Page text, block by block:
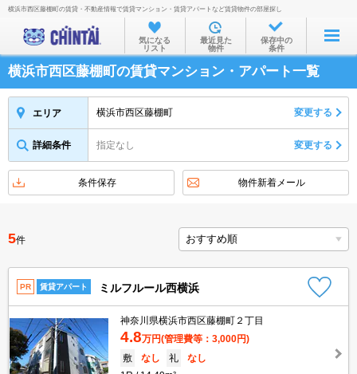
お部屋を探す
沿線・駅から
住所から
家賃相場から
物件特集から
不動産会社から
TOP
横浜市西区藤棚町の賃貸・不動産情報で賃貸マンション・賃貸アパートなど賃貸物件の部屋探し
気になる
リスト
最近見た
物件
保存中の
条件
横浜市西区藤棚町の賃貸マンション・アパート一覧
エリア 横浜市西区藤棚町 変更する
詳細条件 指定なし 変更する
条件保存 物件新着メール
5件
PR 賃貸アパート ミルフルール西横浜
神奈川県横浜市西区藤棚町２丁目
4.8万円(管理費等：3,000円)
敷
なし 礼
なし